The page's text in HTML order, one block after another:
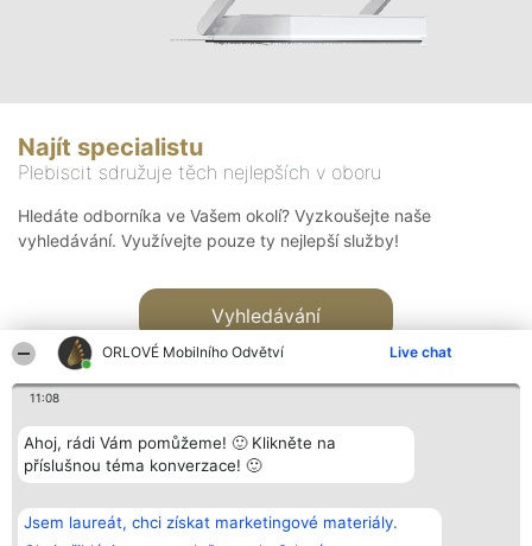
ORLOVÉ Mobilního Odvětví Live chat
11:08
Ahoj, rádi Vám pomůžeme! 🙂 Klikněte na
příslušnou téma konverzace! 🙂
Jsem laureát, chci získat marketingové materiály.
Najít specialistu
Plebiscit sdružuje těch nejlepších v oboru
Hledáte odborníka ve Vašem okolí? Vyzkoušejte naše
vyhledávání. Využívejte pouze ty nejlepší služby!
Vyhledávání
Bright Side Solutions sp. z o.
o. sp. k.
ul. Ruska 22
Vítězové
Seznam všech
laureátů
Kontakt